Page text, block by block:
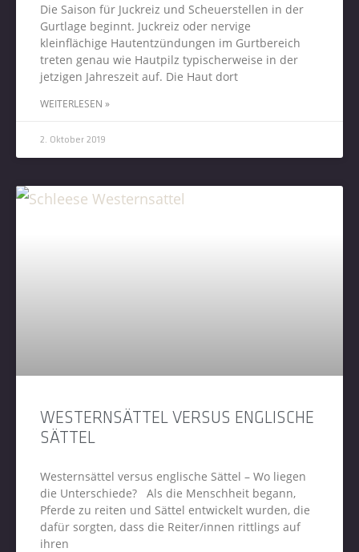
Die Saison für Juckreiz und Scheuerstellen in der
Gurtlage beginnt. Juckreiz oder nervige
kleinflächige Hautentzündungen im Gurtbereich
treten genau wie Hautpilz typischerweise in der
jetzigen Jahreszeit auf. Die Haut dort
WEITERLESEN »
2. Oktober 2019
WESTERNSÄTTEL VERSUS ENGLISCHE
SÄTTEL
Westernsättel versus englische Sättel – Wo liegen
die Unterschiede? Als die Menschheit begann,
Pferde zu reiten und Sättel entwickelt wurden, die
dafür sorgten, dass die Reiter/innen rittlings auf
ihren